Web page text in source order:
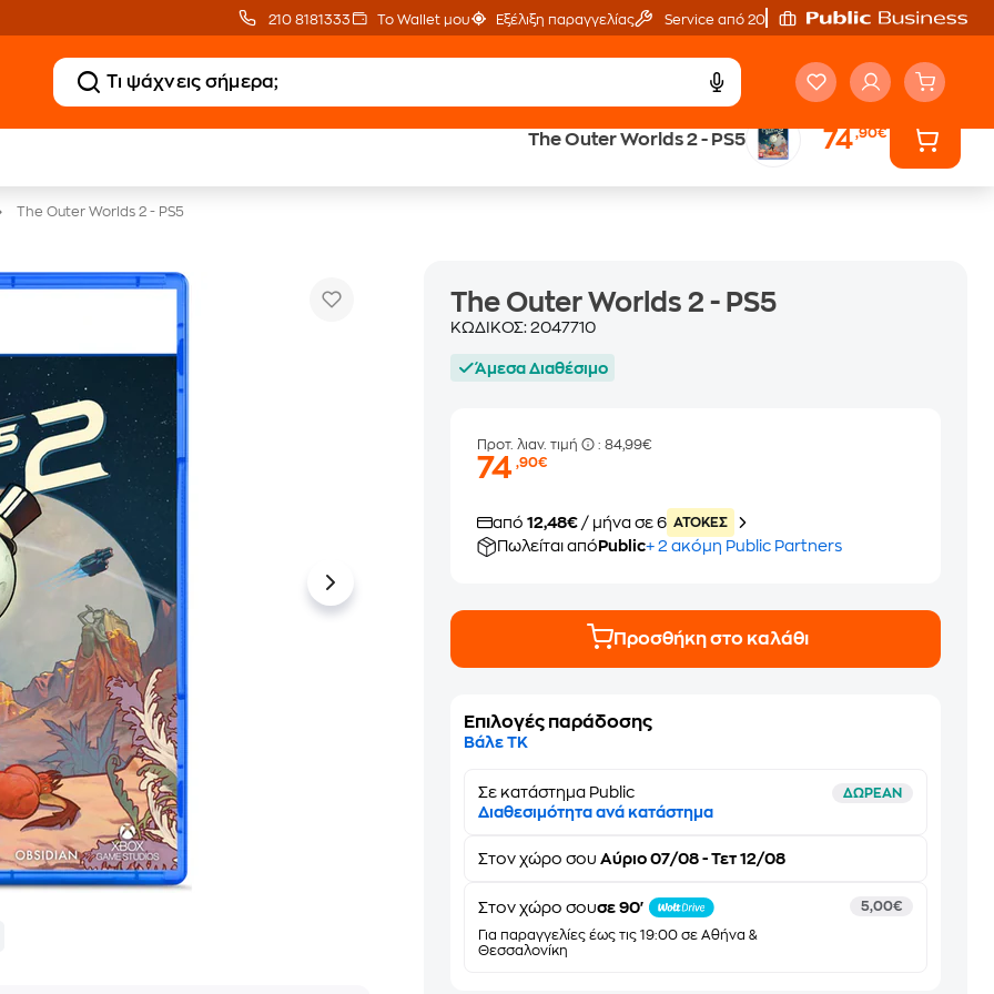
210 8181333 Το Wallet μου Εξέλιξη παραγγελίας Service από 20'
The Outer Worlds 2 - PS5 74,90€
Άτοκες Δόσεις
The Outer Worlds 2 - PS5
The Outer Worlds 2 - PS5
ΚΩΔΙΚΟΣ:2047710
Άμεσα Διαθέσιμο
Προτ. λιαν. τιμή : 84,99€
74,90€
από12,48€ / μήνα σε 6 ATOKEΣ
Πωλείται από Public+ 2 ακόμη Public Partners
Προσθήκη στο καλάθι
Επιλογές παράδοσης
Βάλε ΤΚ
Σε κατάστημα Public ΔΩΡΕΑΝ
Διαθεσιμότητα ανά κατάστημα
Στονχώρο σου Αύριο 07/08 - Τετ 12/08
Στον χώρο σουσε 90'
Για παραγγελίες έως τις 19:00 σε Αθήνα &
Θεσσαλονίκη
5,00€